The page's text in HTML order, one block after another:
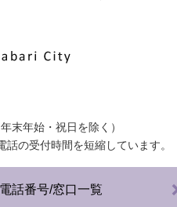
末年始・祝日を除く）
の受付時間を短縮しています。
電話番号/窓口一覧